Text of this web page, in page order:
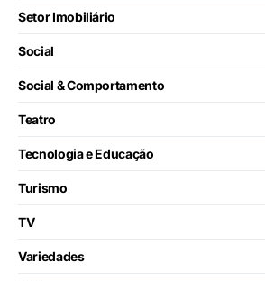
Setor Imobiliário
Social
Social & Comportamento
Teatro
Tecnologia e Educação
Turismo
TV
Variedades